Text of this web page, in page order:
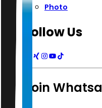
Photo
Follow Us
Join